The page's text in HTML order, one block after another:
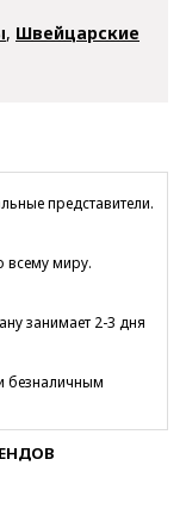
, Швейцарские
представители.
всему миру.
занимает 2-3 дня
безналичным